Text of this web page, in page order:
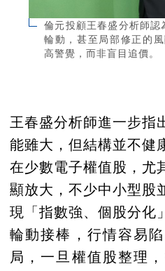
倫元投顧王春盛分析師
輪動，甚至局部修正的
高警覺，而非盲目追價。
王春盛分析師進一步指
能雖大，但結構並不健
在少數電子權值股，尤
顯放大，不少中小型股
現「指數強、個股分化
輪動接棒，行情容易
局，一旦權值股整理